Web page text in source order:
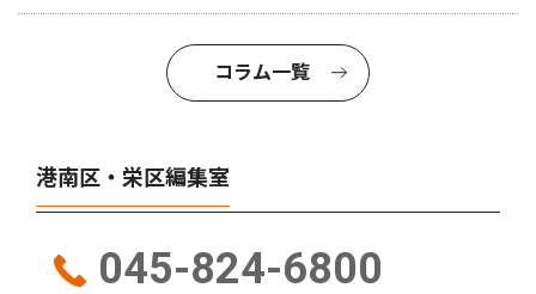
コラム一覧
港南区・栄区編集室
045-824-6800